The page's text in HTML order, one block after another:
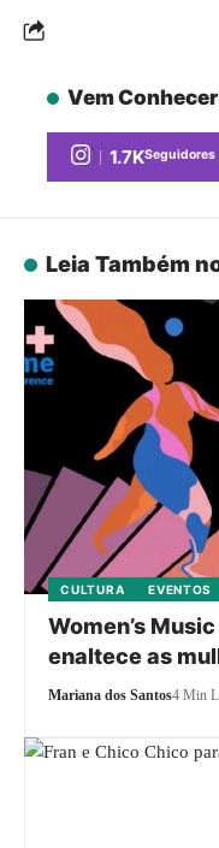
Vem
1.7KSeguidores
Leia Também
CULTURA EVENTOS
Women’s
enaltece as
Mariana dos Santos4 Min